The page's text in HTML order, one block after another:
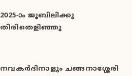
2025-ാം ജൂബിലിക്കു
തിരിതെളിഞ്ഞു
നവകർദിനാളും ചങ്ങനാശ്ശേരി